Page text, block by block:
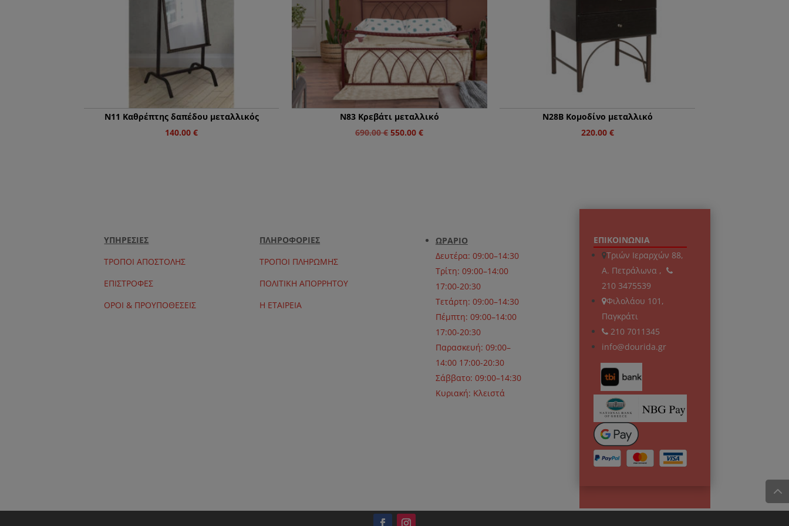
N11 Καθρέπτης δαπέδου μεταλλικός
140.00€
N83 Κρεβάτι μεταλλικό
690.00€ Original
550.00€Η
N28Β Κομοδίνο μεταλλικό
220.00 €
ΥΠΗΡΕΣΙΕΣ
ΤΡΟΠΟΙ ΑΠΟΣΤΟΛΗΣ
ΕΠΙΣΤΡΟΦΕΣ
ΟΡΟΙ & ΠΡΟΥΠΟΘΕΣΕΙΣ
ΠΛΗΡΟΦΟΡΙΕΣ
ΤΡΟΠΟΙ ΠΛΗΡΩΜΗΣ
ΠΟΛΙΤΙΚΗ ΑΠΟΡΡΗΤΟΥ
Η ΕΤΑΙΡΕΙΑ
ΩΡΑΡΙΟ
Δευτέρα: 09:00–14:30
Τρίτη: 09:00–14:00
17:00-20:30
Τετάρτη: 09:00–14:30
Πέμπτη: 09:00–14:00
17:00-20:30
Παρασκευή: 09:00–
14:00 17:00-20:30
Σάββατο: 09:00–14:30
Κυριακή: Κλειστά
ΕΠΙΚΟΙΝΩΝΙΑ
Τριών Ιεραρχών 88,
Α. Πετράλωνα ,
210 3475539
Φιλολάου 101,
Παγκράτι
210 7011345
info@dourida.gr